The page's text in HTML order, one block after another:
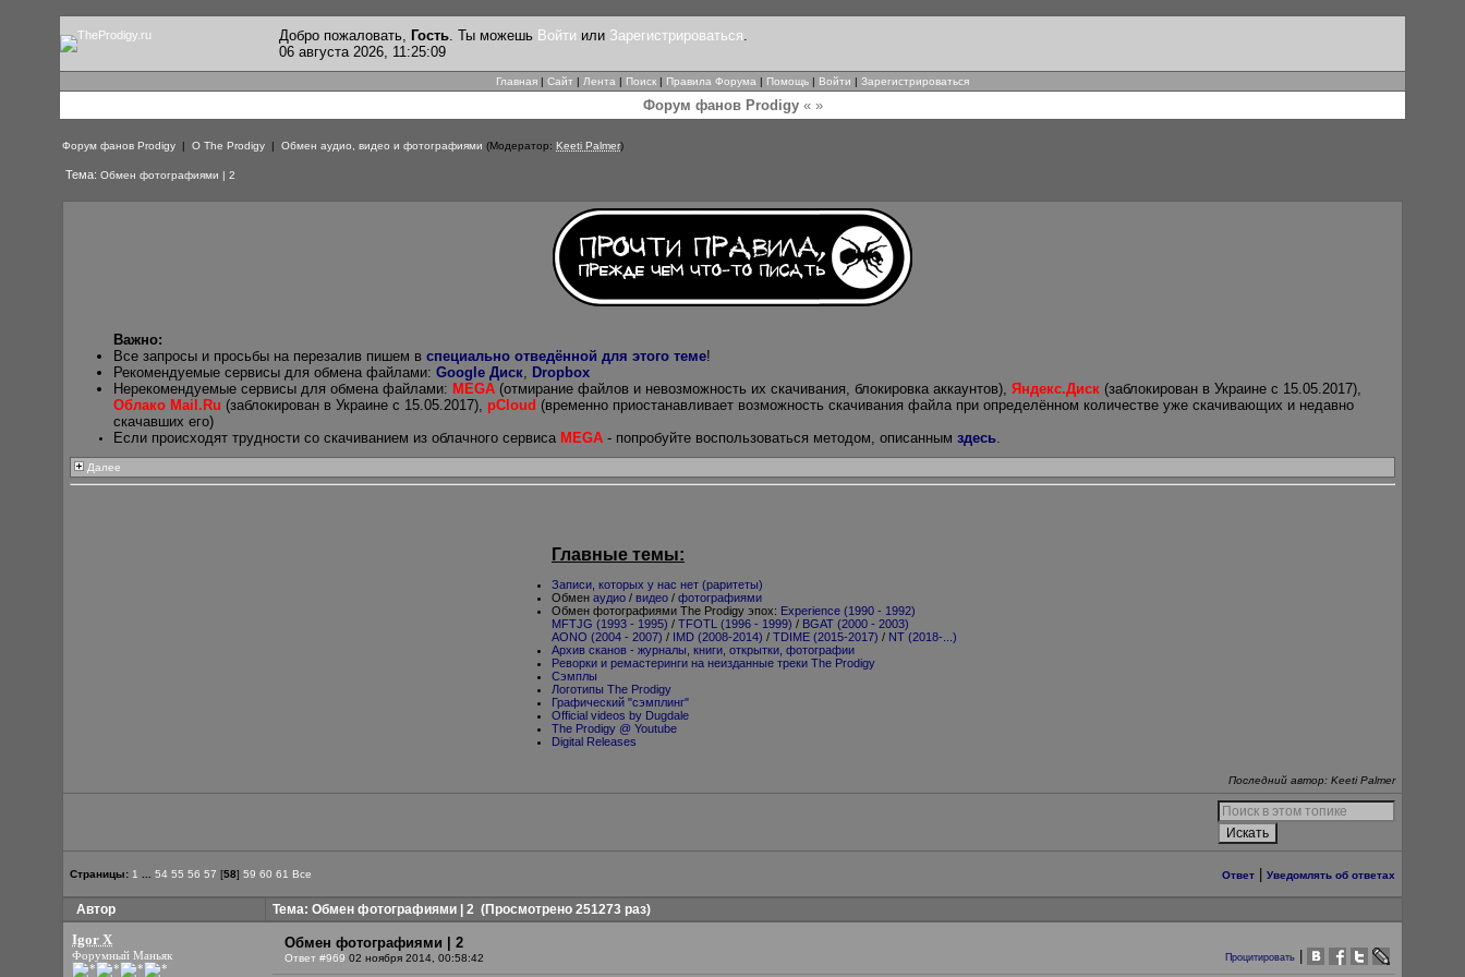
Добро пожаловать, Гость. Ты можешь Войти или Зарегистрироваться.
06 августа 2026, 11:25:09
Главная | Сайт | Лента | Поиск | Правила Форума | Помощь | Войти | Зарегистрироваться
Форум фанов Prodigy« »
Форум фанов Prodigy | О The Prodigy | Обмен аудио, видео и фотографиями (Модератор: Keeti Palmer)
Тема: Обмен фотографиями | 2
Важно:
Все запросы и просьбы на перезалив пишем в специально отведённой для этого теме!
Рекомендуемые сервисы для обмена файлами: Google Диск, Dropbox
Нерекомендуемые сервисы для обмена файлами: MEGA (отмирание файлов и невозможность их скачивания, блокировка аккаунтов), Яндекс.Диск (заблокирован в Украине с 15.05.2017),
Облако Mail.Ru (заблокирован в Украине с 15.05.2017), pCloud (временно приостанавливает возможность скачивания файла при определённом количестве уже скачивающих и недавно
скачавших его)
Если происходят трудности со скачиванием из облачного сервиса MEGA - попробуйте воспользоваться методом, описанным здесь.
Далее
Главные темы:
Записи, которых у нас нет (раритеты)
Обмен аудио / видео / фотографиями
Обмен фотографиями The Prodigy эпох: Experience (1990 - 1992)
MFTJG (1993 - 1995) / TFOTL (1996 - 1999) / BGAT (2000 - 2003)
AONO (2004 - 2007) / IMD (2008-2014) / TDIME (2015-2017) / NT (2018-...)
Архив сканов - журналы, книги, открытки, фотографии
Реворки и ремастеринги на неизданные треки The Prodigy
Сэмплы
Логотипы The Prodigy
Графический "сэмплинг"
Official videos by Dugdale
The Prodigy @ Youtube
Digital Releases
Последний автор: Keeti Palmer
Страницы: 1 54 55 56 57 [58] 59 60 61 Все Ответ Уведомлять об ответах
Автор Тема: Обмен фотографиями | 2 (Просмотрено 251273 раз)
Igor X
Форумный Маньяк
Обмен фотографиями | 2
Ответ #969 02 ноября 2014, 00:58:42 Процитировать